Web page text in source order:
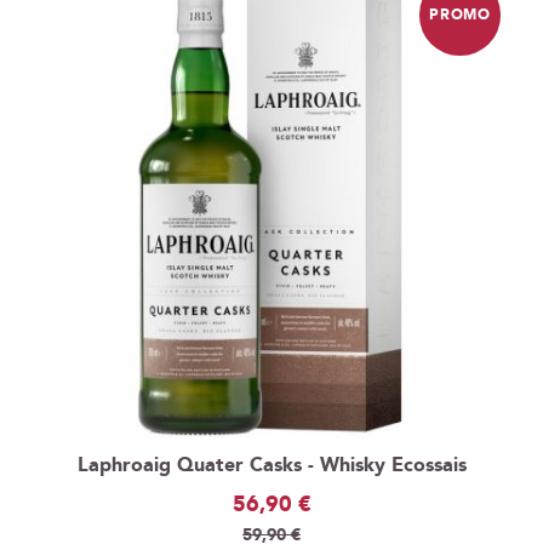
Laphroaig Quater Casks - Whisky Ecossais
Prix
Spécial
56,90 €
59,90 €
PROMO